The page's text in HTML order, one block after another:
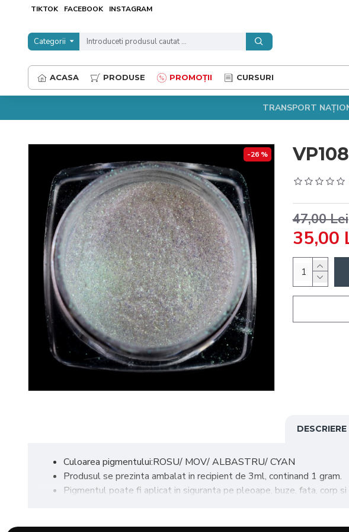
TIKTOK FACEBOOK INSTAGRAM
Categorii
ACASA PRODUSE PROMOȚII CURSURI
TRANSPORT
-26 % VP108
35,00
47,00 Lei
DESCRIERE
Culoarea pigmentului:ROSU/ MOV/ ALBASTRU/ CYAN
Produsul se prezinta ambalat in recipient de 3ml, continand 1 gram.
Pigmentul poate fi aplicat in siguranta pe pleoape, buze, fata, corp si
Metode de aplicare: